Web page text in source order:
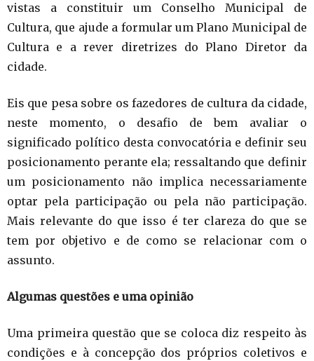
vistas a constituir um Conselho Municipal de
Cultura, que ajude a formular um Plano Municipal de
Cultura e a rever diretrizes do Plano Diretor da
cidade.
Eis que pesa sobre os fazedores de cultura da cidade,
neste momento, o desafio de bem avaliar o
significado político desta convocatória e definir seu
posicionamento perante ela; ressaltando que definir
um posicionamento não implica necessariamente
optar pela participação ou pela não participação.
Mais relevante do que isso é ter clareza do que se
tem por objetivo e de como se relacionar com o
assunto.
Algumas questões e uma opinião
Uma primeira questão que se coloca diz respeito às
condições e à concepção dos próprios coletivos e